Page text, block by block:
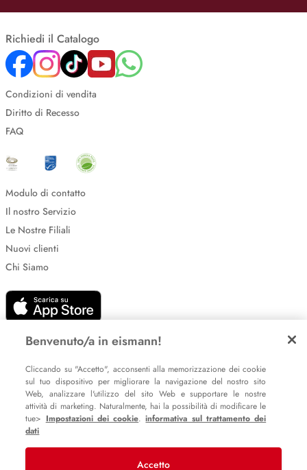
Richiedi il Catalogo
Condizioni di vendita
Diritto di Recesso
FAQ
Modulo di contatto
Il nostro Servizio
Le Nostre Filiali
Nuovi clienti
Chi Siamo
Impostazione dei cookie
Informative sulla privacy
Policy Whistleblowing
Benvenuto/a in eismann!
Cliccando su "Accetto", acconsenti alla memorizzazione dei cookie
sul tuo dispositivo per migliorare la navigazione del nostro sito
Web, analizzare l'utilizzo del sito Web e supportare le nostre
attività di marketing. Naturalmente, hai la possibilità di modificare le
tue> Impostazioni dei cookie.informativa sul trattamento dei
dati
Accetto